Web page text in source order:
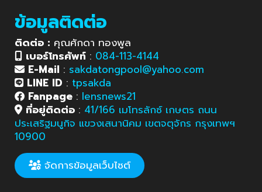
ข้อมูลติดต่อ
ติดต่อ : คุณศักดา ทองพูล
เบอร์โทรศัพท์ : 084-113-4144
E-Mail : sakdatongpool@yahoo.com
LINE ID : tpsakda
Fanpage : lensnews21
ที่อยู่ติดต่อ : 41/166 เมโทรลักซ์ เกษตร ถนน
ประเสริฐมนูกิจ แขวงเสนานิคม เขตจตุจักร กรุงเทพฯ
10900
จัดการข้อมูลเว็บไซต์